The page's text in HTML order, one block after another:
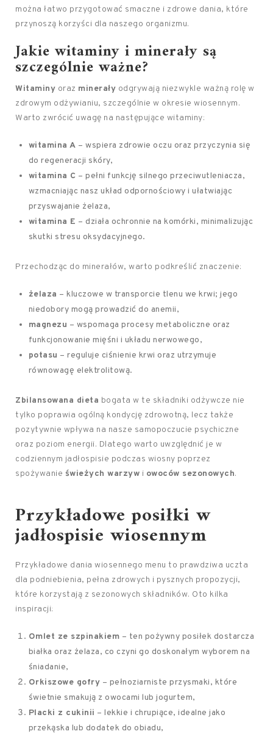
można łatwo przygotować smaczne i zdrowe dania, które
przynoszą korzyści dla naszego organizmu.
Jakie witaminy i minerały są
szczególnie ważne?
Witaminy oraz minerały odgrywają niezwykle ważną rolę w
zdrowym odżywianiu, szczególnie w okresie wiosennym.
Warto zwrócić uwagę na następujące witaminy:
witamina A – wspiera zdrowie oczu oraz przyczynia się
do regeneracji skóry,
witamina C – pełni funkcję silnego przeciwutleniacza,
wzmacniając nasz układ odpornościowy i ułatwiając
przyswajanie żelaza,
witamina E – działa ochronnie na komórki, minimalizując
skutki stresu oksydacyjnego.
Przechodząc do minerałów, warto podkreślić znaczenie:
żelaza – kluczowe w transporcie tlenu we krwi; jego
niedobory mogą prowadzić do anemii,
magnezu – wspomaga procesy metaboliczne oraz
funkcjonowanie mięśni i układu nerwowego,
potasu – reguluje ciśnienie krwi oraz utrzymuje
równowagę elektrolitową.
Zbilansowana dieta bogata w te składniki odżywcze nie
tylko poprawia ogólną kondycję zdrowotną, lecz także
pozytywnie wpływa na nasze samopoczucie psychiczne
oraz poziom energii. Dlatego warto uwzględnić je w
codziennym jadłospisie podczas wiosny poprzez
spożywanie świeżych warzyw i owoców sezonowych.
Przykładowe posiłki w
jadłospisie wiosennym
Przykładowe dania wiosennego menu to prawdziwa uczta
dla podniebienia, pełna zdrowych i pysznych propozycji,
które korzystają z sezonowych składników. Oto kilka
inspiracji:
Omlet ze szpinakiem – ten pożywny posiłek dostarcza
białka oraz żelaza, co czyni go doskonałym wyborem na
śniadanie,
Orkiszowe gofry – pełnoziarniste przysmaki, które
świetnie smakują z owocami lub jogurtem,
Placki z cukinii – lekkie i chrupiące, idealne jako
przekąska lub dodatek do obiadu,